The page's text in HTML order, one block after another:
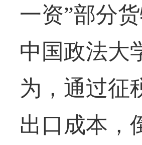
一资”部分
中国政法大
为，通过征
出口成本，